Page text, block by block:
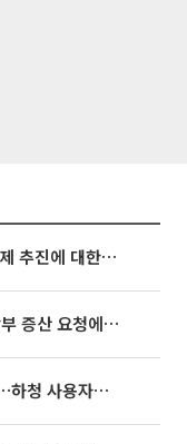
[특징주] 美 중국산 광트랜시버 규제 추진에 대한광통신 등 광통신株 강세
[특징주] “탄약 부족하다“ 美 국방부 증산 요청에⋯국내 방산주 급등세
현대차·기아, 이번 주 임단협 재개…하청 사용자성 재심도 ‘변수’